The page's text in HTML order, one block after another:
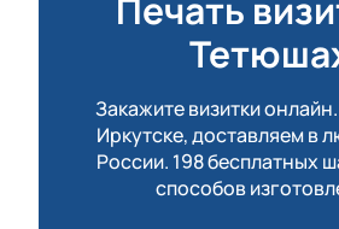
Печать
Закажите визитки
Иркутске, доставляем в
России. 198 бесплатных
способов